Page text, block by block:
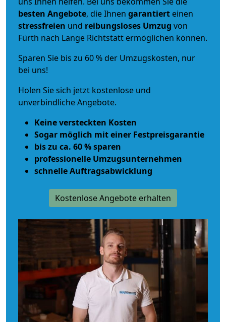
besten Angebote, die Ihnen garantiert einen
stressfreien und reibungsloses Umzug von
Fürth nach Lange Richtstatt ermöglichen können.
Sparen Sie bis zu 60 % der Umzugskosten, nur
bei uns!
Holen Sie sich jetzt kostenlose und
unverbindliche Angebote.
Keine versteckten Kosten
Sogar möglich mit einer Festpreisgarantie
bis zu ca. 60 % sparen
professionelle Umzugsunternehmen
schnelle Auftragsabwicklung
Kostenlose Angebote erhalten